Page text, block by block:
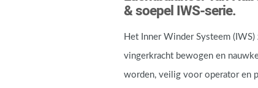
& soepel IWS-serie.
Het Inner Winder Systeem
vingerkracht bewogen en
worden, veilig voor operator en